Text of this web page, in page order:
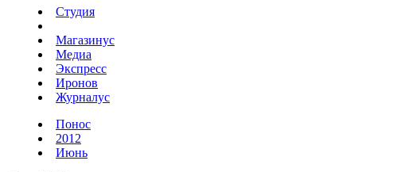
Студия
Магазинус
Медиа
Экспресс
Иронов
Журналус
Понос
2012
Июнь